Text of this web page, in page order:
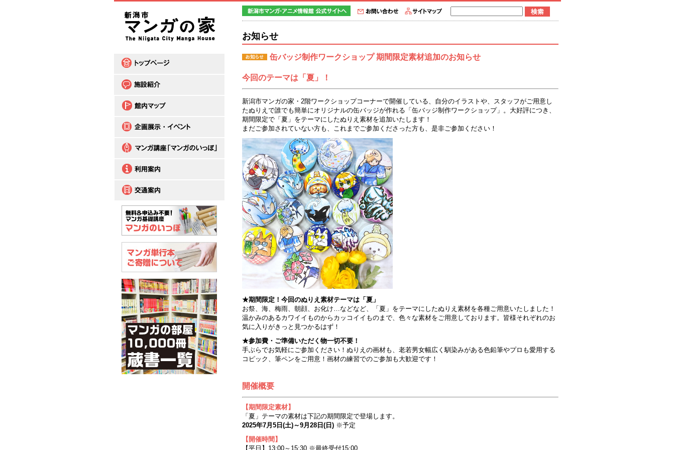
お知らせ
缶バッジ制作ワークショップ 期間限定素材追加のお知らせ
今回のテーマは「夏」！
新潟市マンガの家・2階ワークショップコーナーで開催している、自分のイラストや、スタッフがご用意し
たぬりえで誰でも簡単にオリジナルの缶バッジが作れる「缶バッジ制作ワークショップ」。大好評につき、
期間限定で「夏」をテーマにしたぬりえ素材を追加いたします！
まだご参加されていない方も、これまでご参加くださった方も、是非ご参加ください！
★期間限定！今回のぬりえ素材テーマは「夏」
お祭、海、梅雨、朝顔、お化け…などなど、「夏」をテーマにしたぬりえ素材を各種ご用意いたしました！
温かみのあるカワイイものからカッコイイものまで、色々な素材をご用意しております。皆様それぞれのお
気に入りがきっと見つかるはず！
★参加費・ご準備いただく物一切不要！
手ぶらでお気軽にご参加ください！ぬりえの画材も、老若男女幅広く馴染みがある色鉛筆やプロも愛用する
コピック、筆ペンをご用意！画材の練習でのご参加も大歓迎です！
開催概要
【期間限定素材】
「夏」テーマの素材は下記の期間限定で登場します。
2025年7月5日(土)～9月28日(日) ※予定
【開催時間】
【平日】13:00～15:30 ※最終受付15:00